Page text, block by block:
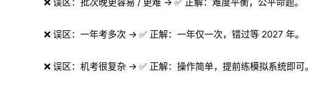
❌ 误区：一年考多次 → ✅ 正解：一年仅一次，错过等 2027 年。
❌ 误区：机考很复杂 → ✅ 正解：操作简单，提前练模拟系统即可。